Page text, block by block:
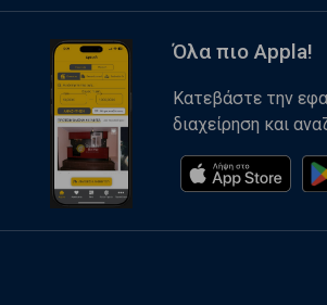
Όλα πιο Appla!
Κατεβάστε την
διαχείρηση και